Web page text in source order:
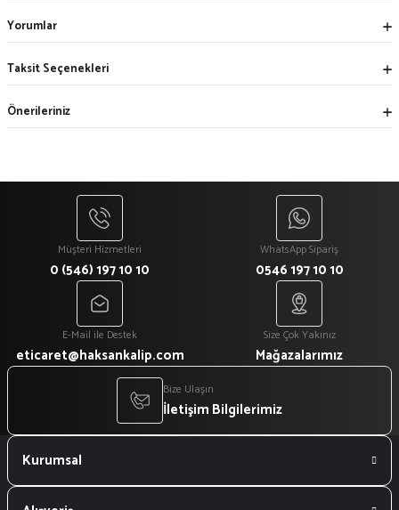
Yorumlar
Taksit Seçenekleri
Önerileriniz
Müşteri Hizmetleri
0 (546) 197 10 10
WhatsApp Sipariş
0546 197 10 10
E-Mail ile Destek
eticaret@haksankalip.com
Size Çok Yakınız
Mağazalarımız
Bize Ulaşın
İletişim Bilgilerimiz
Kurumsal